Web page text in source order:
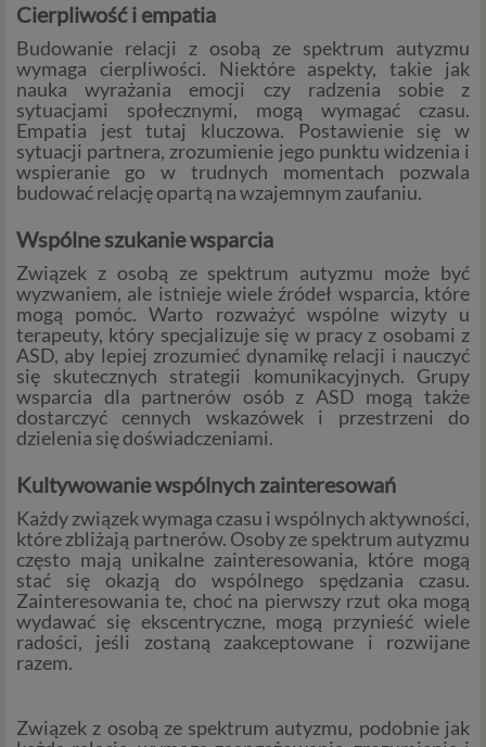
Cierpliwość i empatia
Budowanie relacji z osobą ze spektrum autyzmu
wymaga cierpliwości. Niektóre aspekty, takie jak
nauka wyrażania emocji czy radzenia sobie z
sytuacjami społecznymi, mogą wymagać czasu.
Empatia jest tutaj kluczowa. Postawienie się w
sytuacji partnera, zrozumienie jego punktu widzenia i
wspieranie go w trudnych momentach pozwala
budować relację opartą na wzajemnym zaufaniu.
Wspólne szukanie wsparcia
Związek z osobą ze spektrum autyzmu może być
wyzwaniem, ale istnieje wiele źródeł wsparcia, które
mogą pomóc. Warto rozważyć wspólne wizyty u
terapeuty, który specjalizuje się w pracy z osobami z
ASD, aby lepiej zrozumieć dynamikę relacji i nauczyć
się skutecznych strategii komunikacyjnych. Grupy
wsparcia dla partnerów osób z ASD mogą także
dostarczyć cennych wskazówek i przestrzeni do
dzielenia się doświadczeniami.
Kultywowanie wspólnych zainteresowań
Każdy związek wymaga czasu i wspólnych aktywności,
które zbliżają partnerów. Osoby ze spektrum autyzmu
często mają unikalne zainteresowania, które mogą
stać się okazją do wspólnego spędzania czasu.
Zainteresowania te, choć na pierwszy rzut oka mogą
wydawać się ekscentryczne, mogą przynieść wiele
radości, jeśli zostaną zaakceptowane i rozwijane
razem.
Związek z osobą ze spektrum autyzmu, podobnie jak